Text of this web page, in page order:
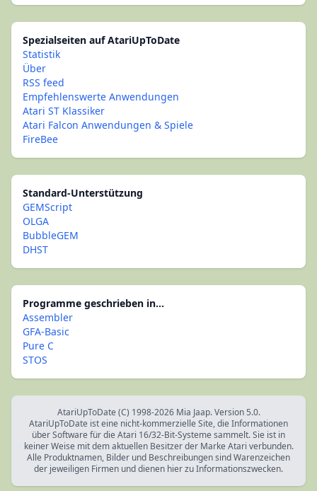
Spezialseiten auf AtariUpToDate
Statistik
Über
RSS feed
Empfehlenswerte Anwendungen
Atari ST Klassiker
Atari Falcon Anwendungen & Spiele
FireBee
Standard-Unterstützung
GEMScript
OLGA
BubbleGEM
DHST
Programme geschrieben in...
Assembler
GFA-Basic
Pure C
STOS
AtariUpToDate (C) 1998-2026 Mia Jaap. Version 5.0.
AtariUpToDate ist eine nicht-kommerzielle Site, die Informationen
über Software für die Atari 16/32-Bit-Systeme sammelt. Sie ist in
keiner Weise mit dem aktuellen Besitzer der Marke Atari verbunden.
Alle Produktnamen, Bilder und Beschreibungen sind Warenzeichen
der jeweiligen Firmen und dienen hier zu Informationszwecken.